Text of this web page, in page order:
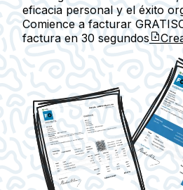
eficacia personal y el éxito
Comience a facturar GRATIS
factura en 30 segundos